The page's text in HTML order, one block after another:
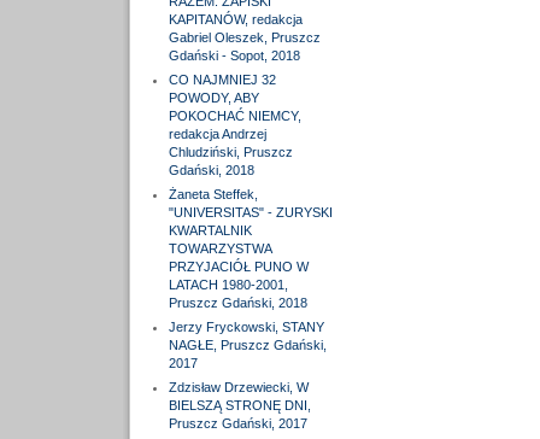
KAPITANÓW, redakcja
Gabriel Oleszek, Pruszcz
Gdański - Sopot, 2018
CO NAJMNIEJ 32
POWODY, ABY
POKOCHAĆ NIEMCY,
redakcja Andrzej
Chludziński, Pruszcz
Gdański, 2018
Żaneta Steffek,
"UNIVERSITAS" - ZURYSKI
KWARTALNIK
TOWARZYSTWA
PRZYJACIÓŁ PUNO W
LATACH 1980-2001,
Pruszcz Gdański, 2018
Jerzy Fryckowski, STANY
NAGŁE, Pruszcz Gdański,
2017
Zdzisław Drzewiecki, W
BIELSZĄ STRONĘ DNI,
Pruszcz Gdański, 2017